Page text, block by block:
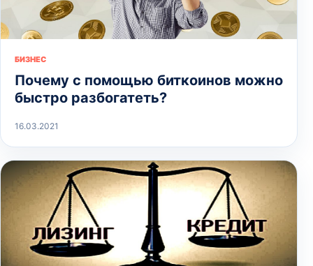
БИЗНЕС
Почему с помощью биткоинов можно
быстро разбогатеть?
16.03.2021